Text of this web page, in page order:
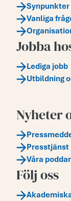
Synpunkter
Vanliga
Jobba
Lediga jobb
Utbildning
Nyheter
Presstjänst
Våra poddar
Följ oss